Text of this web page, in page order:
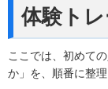
体験ト
ここでは、初めて
か」を、順番に整理